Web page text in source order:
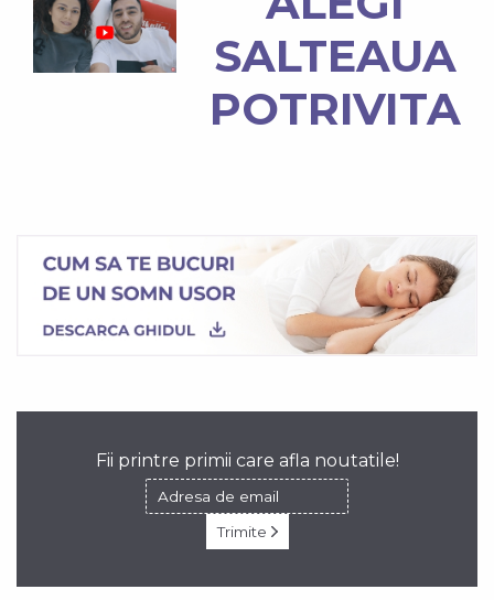
SALTEAUA
POTRIVITA
Fii printre primii care afla noutatile!
Trimite